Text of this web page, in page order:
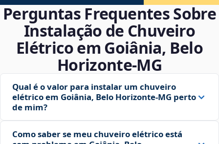
Perguntas Frequentes Sobre
Instalação de Chuveiro
Elétrico em Goiânia, Belo
Horizonte‑MG
Qual é o valor para instalar um chuveiro
elétrico em Goiânia, Belo Horizonte‑MG perto
de mim?
Como saber se meu chuveiro elétrico está